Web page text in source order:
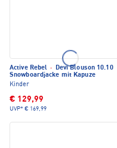
Active Rebel ·
Devi Blouson 10.10
Snowboardjacke mit Kapuze
Kinder
€ 129,99
UVP* € 169,99